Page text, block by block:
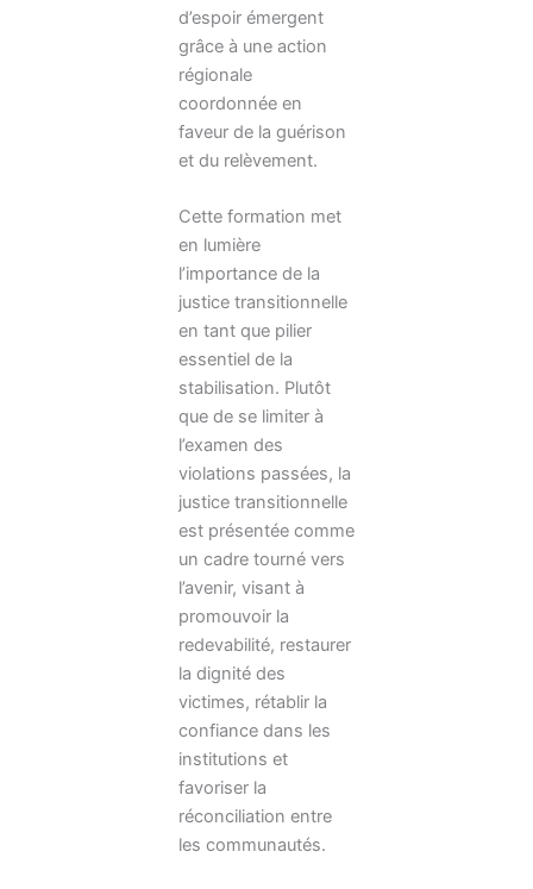
d’espoir émergent
grâce à une action
régionale
coordonnée en
faveur de la guérison
et du relèvement.
Cette formation met
en lumière
l’importance de la
justice transitionnelle
en tant que pilier
essentiel de la
stabilisation. Plutôt
que de se limiter à
l’examen des
violations passées, la
justice transitionnelle
est présentée comme
un cadre tourné vers
l’avenir, visant à
promouvoir la
redevabilité, restaurer
la dignité des
victimes, rétablir la
confiance dans les
institutions et
favoriser la
réconciliation entre
les communautés.